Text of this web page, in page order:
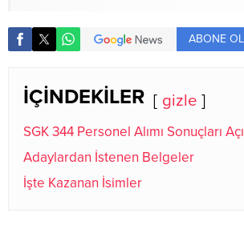
ABONE OL
İÇİNDEKİLER gizle
SGK 344 Personel Alımı Sonuçları
Adaylardan İstenen Belgeler
İşte Kazanan İsimler